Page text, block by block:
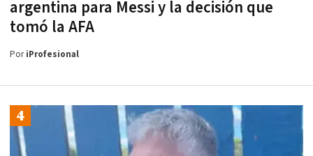
argentina para Messi y la decisión que
tomó la AFA
PoriProfesional